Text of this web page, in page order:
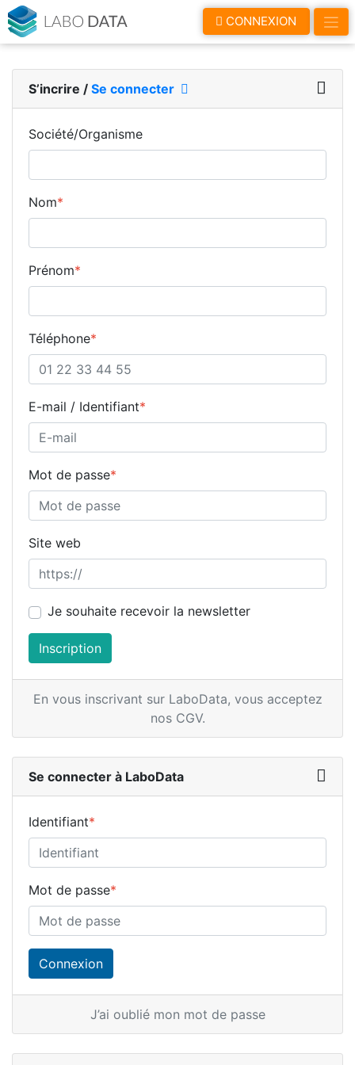
CONNEXION
S’incrire / Se connecter
Société/Organisme
Nom*
Prénom*
Téléphone*
E-mail / Identifiant*
Mot de passe*
Site web
Je souhaite recevoir la newsletter
Inscription
En vous inscrivant sur LaboData, vous acceptez
nos CGV.
Se connecter à LaboData
Identifiant*
Mot de passe*
J’ai oublié mon mot de passe